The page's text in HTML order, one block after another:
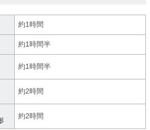
約1時間
約1時間半
約1時間半
約2時間
約2時間